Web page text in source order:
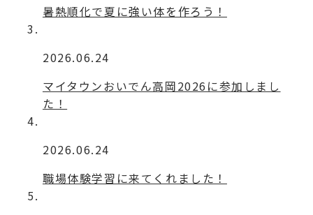
暑熱順化で夏に強い体を作ろう！
2026.06.24
マイタウンおいでん高岡2026に参加しまし
た！
2026.06.24
職場体験学習に来てくれました！